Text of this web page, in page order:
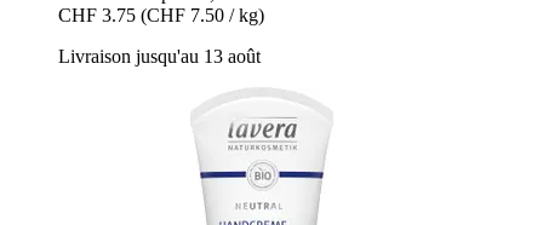
CHF 3.75 (CHF 7.50 / kg)
Livraison jusqu'au 13 août